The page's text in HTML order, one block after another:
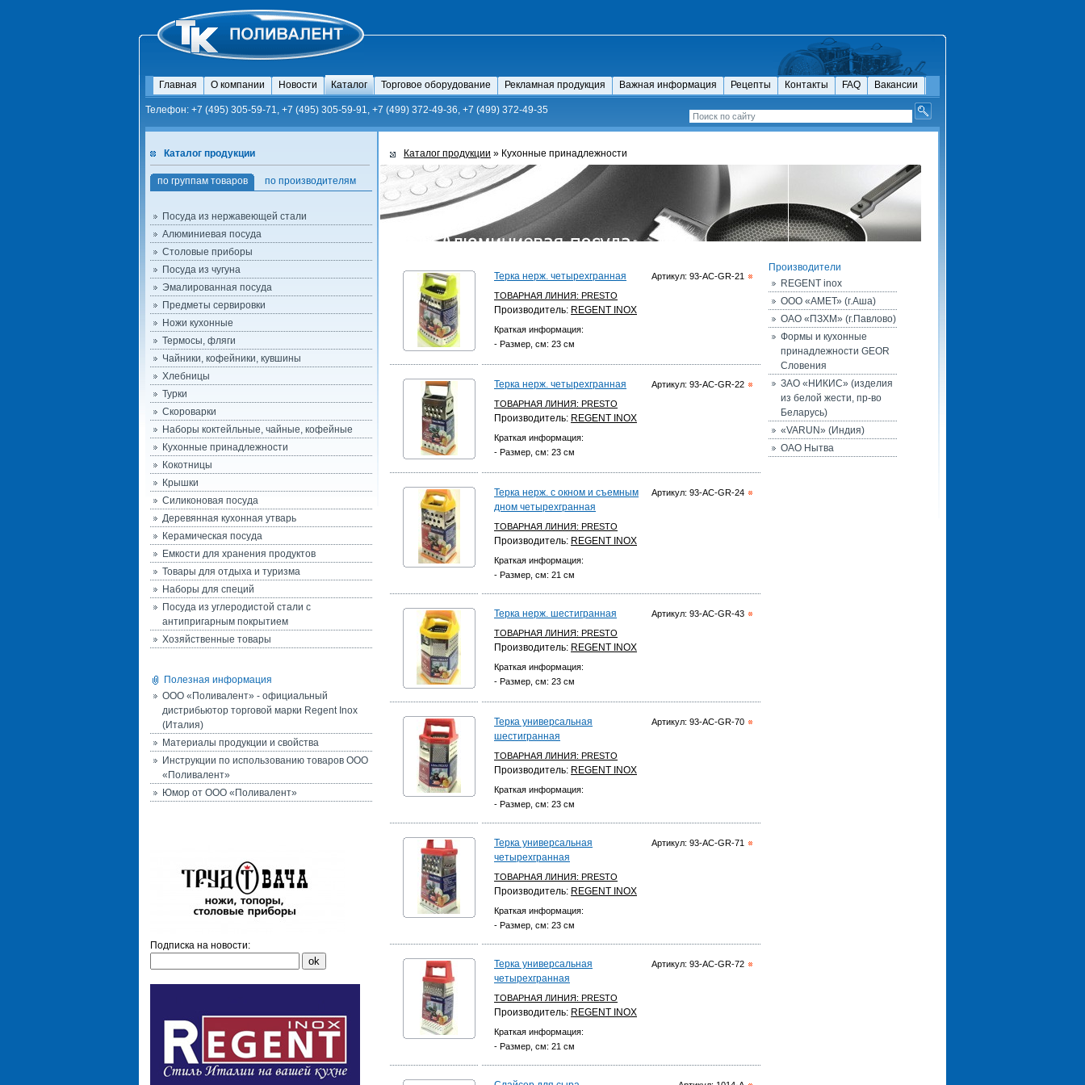
Главная О компании Новости Каталог Торговое оборудование Рекламная продукция Важная информация Рецепты Контакты FAQ Вакансии
Телефон: +7 (495) 305-59-71, +7 (495) 305-59-91, +7 (499) 372-49-36, +7 (499) 372-49-35
Каталог продукции
по группам товаров по производителям
Посуда из нержавеющей стали
Алюминиевая посуда
Столовые приборы
Посуда из чугуна
Эмалированная посуда
Предметы сервировки
Ножи кухонные
Термосы, фляги
Чайники, кофейники, кувшины
Хлебницы
Турки
Скороварки
Наборы коктейльные, чайные, кофейные
Кухонные принадлежности
Кокотницы
Крышки
Силиконовая посуда
Деревянная кухонная утварь
Керамическая посуда
Емкости для хранения продуктов
Товары для отдыха и туризма
Наборы для специй
Посуда из углеродистой стали с
антипригарным покрытием
Хозяйственные товары
Полезная информация
ООО «Поливалент» - официальный
дистрибьютор торговой марки Regent Inox
(Италия)
Материалы продукции и свойства
Инструкции по использованию товаров ООО
«Поливалент»
Юмор от ООО «Поливалент»
Подписка на новости:
Каталог продукции » Кухонные принадлежности
Артикул: 93-AC-GR-21
Терка нерж. четырехгранная
ТОВАРНАЯ ЛИНИЯ: PRESTO
Производитель: REGENT INOX
Краткая информация:
- Размер, см: 23 см
Артикул: 93-AC-GR-22
Терка нерж. четырехгранная
ТОВАРНАЯ ЛИНИЯ: PRESTO
Производитель: REGENT INOX
Краткая информация:
- Размер, см: 23 см
Артикул: 93-AC-GR-24
Терка нерж. с окном и съемным
дном четырехгранная
ТОВАРНАЯ ЛИНИЯ: PRESTO
Производитель: REGENT INOX
Краткая информация:
- Размер, см: 21 см
Артикул: 93-AC-GR-43
Терка нерж. шестигранная
ТОВАРНАЯ ЛИНИЯ: PRESTO
Производитель: REGENT INOX
Краткая информация:
- Размер, см: 23 см
Артикул: 93-AC-GR-70
Терка универсальная
шестигранная
ТОВАРНАЯ ЛИНИЯ: PRESTO
Производитель: REGENT INOX
Краткая информация:
- Размер, см: 23 см
Артикул: 93-AC-GR-71
Терка универсальная
четырехгранная
ТОВАРНАЯ ЛИНИЯ: PRESTO
Производитель: REGENT INOX
Краткая информация:
- Размер, см: 23 см
Артикул: 93-AC-GR-72
Терка универсальная
четырехгранная
ТОВАРНАЯ ЛИНИЯ: PRESTO
Производитель: REGENT INOX
Краткая информация:
- Размер, см: 21 см
Производители
REGENT inox
ООО «АМЕТ» (г.Аша)
ОАО «ПЗХМ» (г.Павлово)
Формы и кухонные
принадлежности GEOR
Словения
ЗАО «НИКИС» (изделия
из белой жести, пр-во
Беларусь)
«VARUN» (Индия)
ОАО Нытва